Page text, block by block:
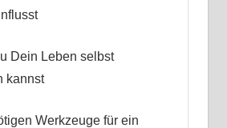
Dein Leben selbst
kannst
Werkzeuge für ein